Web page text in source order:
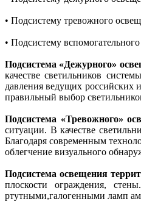
• Подсистему тревожного
• Подсистему
Подсистема «Дежурного»
качестве светильников
давления ведущих российских
правильный выбор
Подсистема «Тревожного»
ситуации. В качестве
Благодаря современным
облегчение визуального
Подсистема освещения
плоскости ограждения,
ртутными,галогенными ламп